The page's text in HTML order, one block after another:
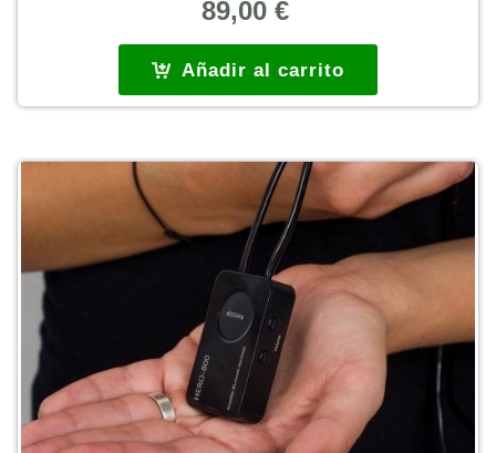
89,00 €
Añadir al carrito